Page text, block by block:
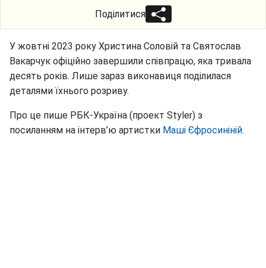
Поділитися
У жовтні 2023 року Христина Соловій та Святослав
Вакарчук офіційно завершили співпрацю, яка тривала
десять років. Лише зараз виконавиця поділилася
деталями їхнього розриву.
Про це пише РБК-Україна (проект Styler) з
посиланням на інтерв’ю артистки Маші Єфросиніній.